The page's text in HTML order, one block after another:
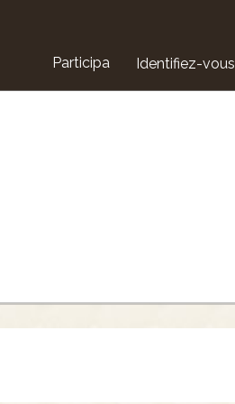
Participa Identifiez-vous